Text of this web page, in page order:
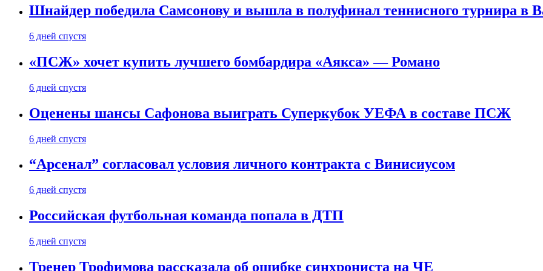
Шнайдер победила Самсонову и вышла в полуфинал теннисного турнира в
6 дней спустя
«ПСЖ» хочет купить лучшего бомбардира «Аякса» — Романо
6 дней спустя
Оценены шансы Сафонова выиграть Суперкубок УЕФА в составе ПСЖ
6 дней спустя
“Арсенал” согласовал условия личного контракта с Винисиусом
6 дней спустя
Российская футбольная команда попала в ДТП
6 дней спустя
Тренер Трофимова рассказала об ошибке синхрониста на ЧЕ